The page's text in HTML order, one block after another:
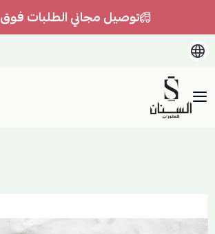
توصيل مجاني الطلبات فوق 100
السنان للعطور والعسل الطبيعي